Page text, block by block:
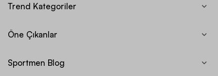
Trend Kategoriler
Öne Çıkanlar
Sportmen Blog